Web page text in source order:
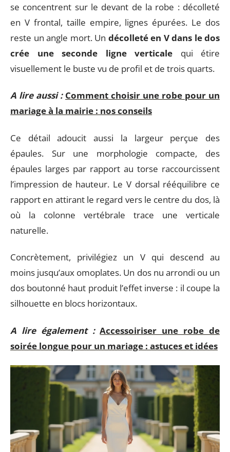
se concentrent sur le devant de la robe : décolleté
en V frontal, taille empire, lignes épurées. Le dos
reste un angle mort. Un décolleté en V dans le dos
crée une seconde ligne verticale qui étire
visuellement le buste vu de profil et de trois quarts.
A lire aussi : Comment choisir une robe pour un
mariage à la mairie : nos conseils
Ce détail adoucit aussi la largeur perçue des
épaules. Sur une morphologie compacte, des
épaules larges par rapport au torse raccourcissent
l’impression de hauteur. Le V dorsal rééquilibre ce
rapport en attirant le regard vers le centre du dos, là
où la colonne vertébrale trace une verticale
naturelle.
Concrètement, privilégiez un V qui descend au
moins jusqu’aux omoplates. Un dos nu arrondi ou un
dos boutonné haut produit l’effet inverse : il coupe la
silhouette en blocs horizontaux.
A lire également : Accessoiriser une robe de
soirée longue pour un mariage : astuces et idées